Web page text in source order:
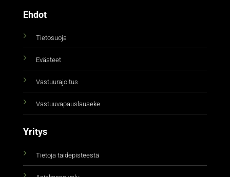
Ehdot
Tietosuoja
Evästeet
Vastuurajoitus
Vastuuvapauslauseke
Yritys
Tietoja taidepisteestä